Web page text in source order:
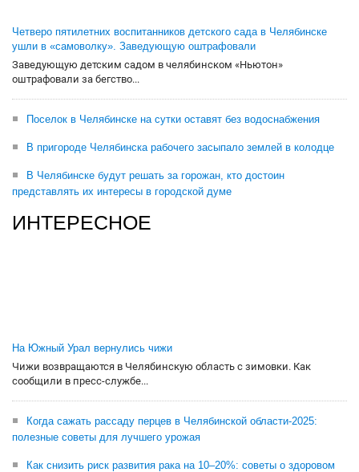
Четверо пятилетних воспитанников детского сада в Челябинске
ушли в «самоволку». Заведующую оштрафовали
Заведующую детским садом в челябинском «Ньютон»
оштрафовали за бегство...
Поселок в Челябинске на сутки оставят без водоснабжения
В пригороде Челябинска рабочего засыпало землей в колодце
В Челябинске будут решать за горожан, кто достоин
представлять их интересы в городской думе
ИНТЕРЕСНОЕ
На Южный Урал вернулись чижи
Чижи возвращаются в Челябинскую область с зимовки. Как
сообщили в пресс-службе...
Когда сажать рассаду перцев в Челябинской области-2025:
полезные советы для лучшего урожая
Как снизить риск развития рака на 10–20%: советы о здоровом